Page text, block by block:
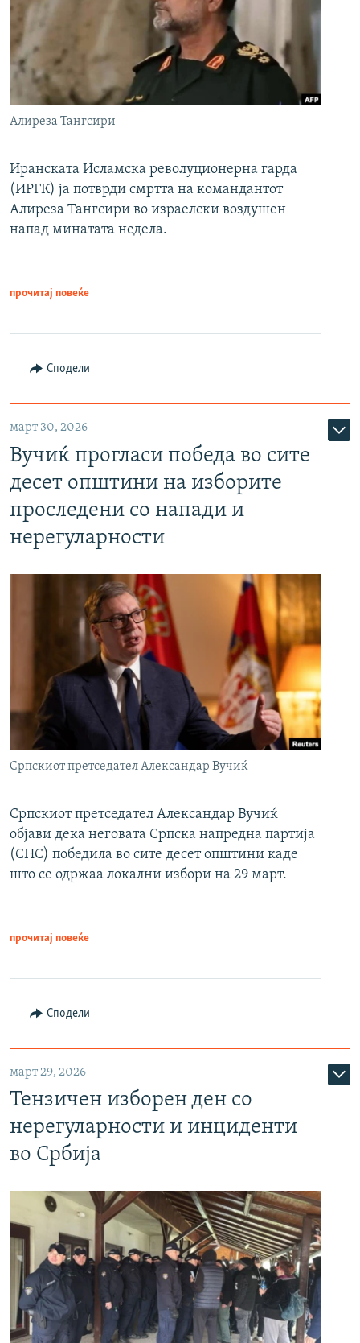
Алиреза Тангсири
Иранската Исламска револуционерна гарда
(ИРГК) ја потврди смртта на командантот
Алиреза Тангсири во израелски воздушен
напад минатата недела.
прочитај повеќе
Сподели
март 30, 2026
Вучиќ прогласи победа во сите
десет општини на изборите
проследени со напади и
нерегуларности
Српскиот претседател Александар Вучиќ
Српскиот претседател Александар Вучиќ
објави дека неговата Српска напредна партија
(СНС) победила во сите десет општини каде
што се одржаа локални избори на 29 март.
прочитај повеќе
Сподели
март 29, 2026
Тензичен изборен ден со
нерегуларности и инциденти
во Србија